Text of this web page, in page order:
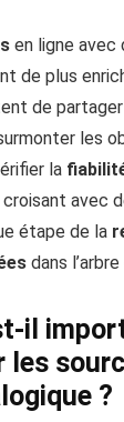
en ligne avec
de plus
de
les
la
avec
étape de la
dans
il
les
?